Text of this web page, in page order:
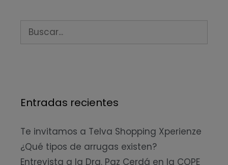
Entradas recientes
Te invitamos a Telva Shopping Xperienze
¿Qué tipos de arrugas existen?
Entrevista a la Dra. Paz Cerdá en la COPE